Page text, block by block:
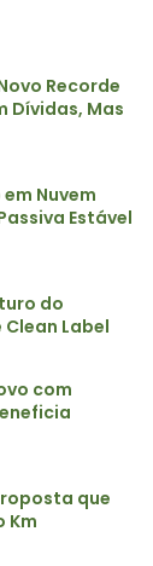
Recorde
Dívidas, Mas
Nuvem
Estável
do
Label
com
que
Km